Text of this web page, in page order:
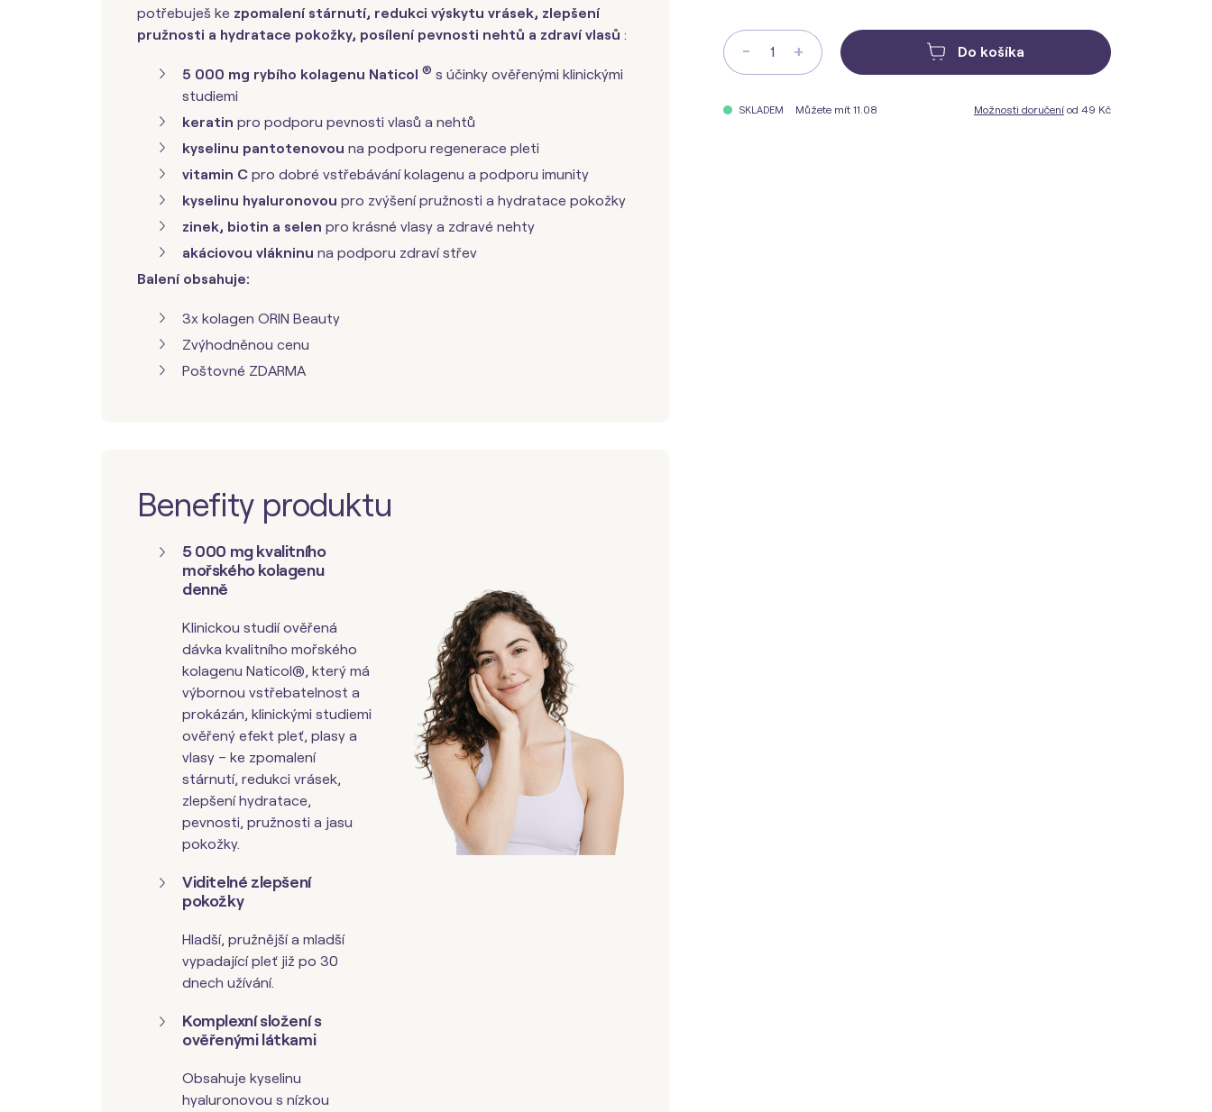
- + Do košíka
SKLADEM Můžete mít 11.08 Možnosti doručení od 49 Kč
potřebuješ ke zpomalení stárnutí, redukci výskytu vrásek, zlepšení
pružnosti a hydratace pokožky, posílení pevnosti nehtů a zdraví vlasů :
5 000 mg rybího kolagenu Naticol ® s účinky ověřenými klinickými
studiemi
keratin pro podporu pevnosti vlasů a nehtů
kyselinu pantotenovou na podporu regenerace pleti
vitamin C pro dobré vstřebávání kolagenu a podporu imunity
kyselinu hyaluronovou pro zvýšení pružnosti a hydratace pokožky
zinek, biotin a selen pro krásné vlasy a zdravé nehty
akáciovou vlákninu na podporu zdraví střev
Balení obsahuje:
3x kolagen ORIN Beauty
Zvýhodněnou cenu
Poštovné ZDARMA
Benefity produktu
5 000 mg kvalitního
mořského kolagenu
denně
Klinickou studií ověřená
dávka kvalitního mořského
kolagenu Naticol®, který má
výbornou vstřebatelnost a
prokázán, klinickými studiemi
ověřený efekt pleť, plasy a
vlasy – ke zpomalení
stárnutí, redukci vrásek,
zlepšení hydratace,
pevnosti, pružnosti a jasu
pokožky.
Viditelné zlepšení
pokožky
Hladší, pružnější a mladší
vypadající pleť již po 30
dnech užívání.
Komplexní složení s
ověřenými látkami
Obsahuje kyselinu
hyaluronovou s nízkou